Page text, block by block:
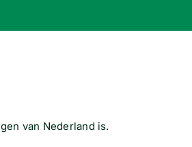
van Nederland is.